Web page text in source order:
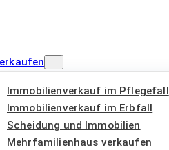
Immobilienverkauf im Pflegefall
Immobilienverkauf im Erbfall
Scheidung und Immobilien
Mehrfamilienhaus verkaufen